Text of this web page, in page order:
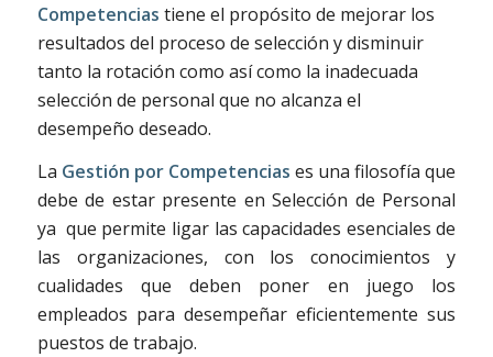
Competencias tiene el propósito de mejorar los
resultados del proceso de selección y disminuir
tanto la rotación como así como la inadecuada
selección de personal que no alcanza el
desempeño deseado.
La Gestión por Competenciases una filosofía que
debe de estar presente en Selección de Personal
ya que permite ligar las capacidades esenciales de
las organizaciones, con los conocimientos y
cualidades que deben poner en juego los
empleados para desempeñar eficientemente sus
puestos de trabajo.